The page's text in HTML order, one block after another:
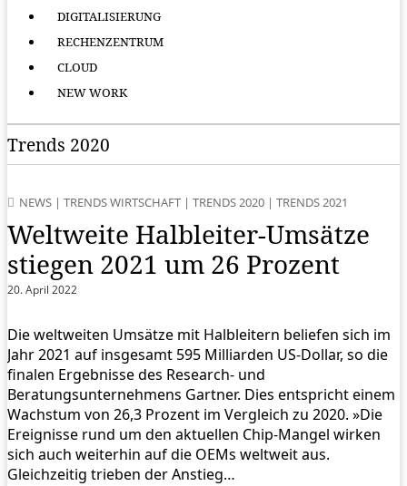
DIGITALISIERUNG
RECHENZENTRUM
CLOUD
NEW WORK
Trends 2020
NEWS | TRENDS WIRTSCHAFT | TRENDS 2020 | TRENDS 2021
Weltweite Halbleiter-Umsätze
stiegen 2021 um 26 Prozent
20. April 2022
Die weltweiten Umsätze mit Halbleitern beliefen sich im
Jahr 2021 auf insgesamt 595 Milliarden US-Dollar, so die
finalen Ergebnisse des Research- und
Beratungsunternehmens Gartner. Dies entspricht einem
Wachstum von 26,3 Prozent im Vergleich zu 2020. »Die
Ereignisse rund um den aktuellen Chip-Mangel wirken
sich auch weiterhin auf die OEMs weltweit aus.
Gleichzeitig trieben der Anstieg…